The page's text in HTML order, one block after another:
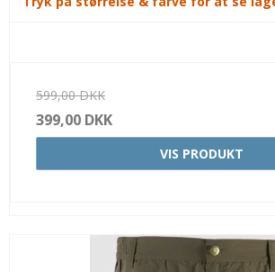
599,00 DKK
399,00 DKK
VIS PRODUKT